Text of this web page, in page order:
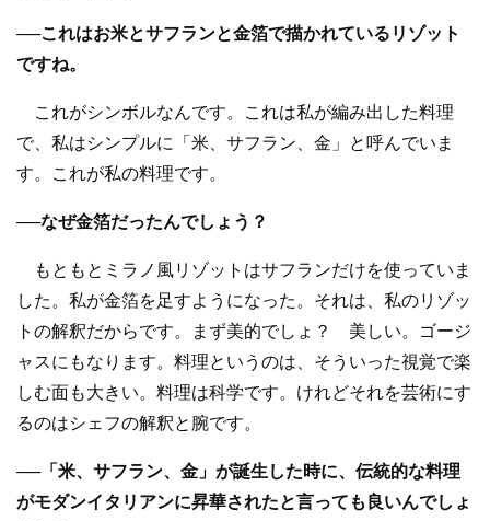
──これはお米とサフランと金箔で描かれているリゾット
ですね。
これがシンボルなんです。これは私が編み出した料理
で、私はシンプルに「米、サフラン、金」と呼んでいま
す。これが私の料理です。
──なぜ金箔だったんでしょう？
もともとミラノ風リゾットはサフランだけを使っていま
した。私が金箔を足すようになった。それは、私のリゾッ
トの解釈だからです。まず美的でしょ？ 美しい。ゴージ
ャスにもなります。料理というのは、そういった視覚で楽
しむ面も大きい。料理は科学です。けれどそれを芸術にす
るのはシェフの解釈と腕です。
──「米、サフラン、金」が誕生した時に、伝統的な料理
がモダンイタリアンに昇華されたと言っても良いんでしょ